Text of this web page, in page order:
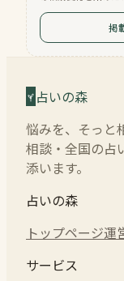
掲
占いの森
悩みを、そっと
相談・全国の占
添います。
占いの森
トップページ運
サービス